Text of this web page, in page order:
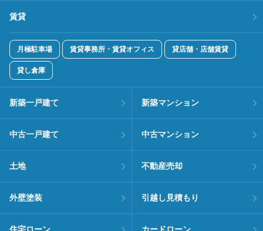
賃貸
月極駐車場 賃貸事務所・賃貸オフィス 貸店舗・店舗賃貸
貸し倉庫
新築一戸建て 新築マンション
中古一戸建て 中古マンション
土地 不動産売却
外壁塗装 引越し見積もり